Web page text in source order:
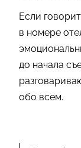
Если
в номере
до начала
обо всем.